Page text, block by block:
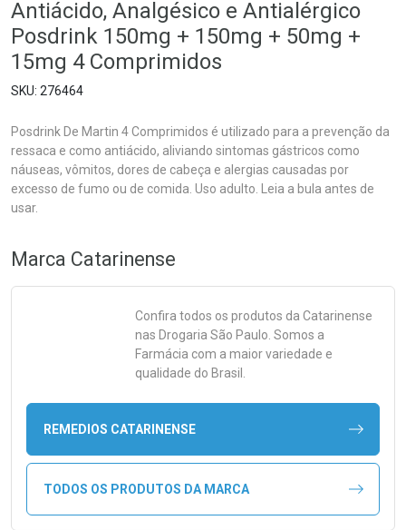
Antiácido, Analgésico e Antialérgico
Posdrink 150mg + 150mg + 50mg +
15mg 4 Comprimidos
276464
Posdrink De Martin 4 Comprimidos é utilizado para a prevenção da
ressaca e como antiácido, aliviando sintomas gástricos como
náuseas, vômitos, dores de cabeça e alergias causadas por
excesso de fumo ou de comida. Uso adulto. Leia a bula antes de
usar.
Marca Catarinense
Confira todos os produtos da Catarinense
nas Drogaria São Paulo. Somos a
Farmácia com a maior variedade e
qualidade do Brasil.
REMEDIOS CATARINENSE
TODOS OS PRODUTOS DA MARCA